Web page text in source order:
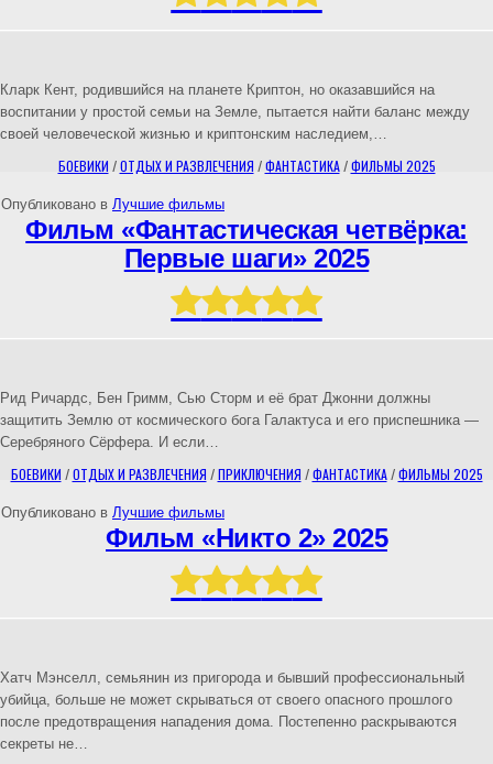
Кларк Кент, родившийся на планете Криптон, но оказавшийся на
воспитании у простой семьи на Земле, пытается найти баланс между
своей человеческой жизнью и криптонским наследием,…
БОЕВИКИ /ОТДЫХ И РАЗВЛЕЧЕНИЯ /ФАНТАСТИКА/ФИЛЬМЫ 2025
Опубликовано в Лучшие фильмы
Фильм «Фантастическая четвёрка:
Первые шаги» 2025
Рид Ричардс, Бен Гримм, Сью Сторм и её брат Джонни должны
защитить Землю от космического бога Галактуса и его приспешника —
Серебряного Сёрфера. И если…
БОЕВИКИ /ОТДЫХ И РАЗВЛЕЧЕНИЯ /ПРИКЛЮЧЕНИЯ /ФАНТАСТИКА/ФИЛЬМЫ 2025
Опубликовано в Лучшие фильмы
Фильм «Никто 2» 2025
Хатч Мэнселл, семьянин из пригорода и бывший профессиональный
убийца, больше не может скрываться от своего опасного прошлого
после предотвращения нападения дома. Постепенно раскрываются
секреты не…